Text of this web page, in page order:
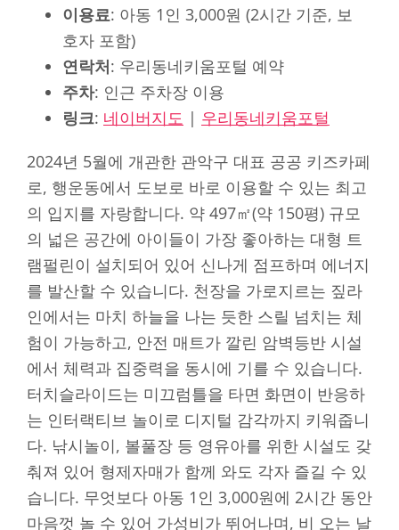
이용료: 아동 1인 3,000원 (2시간 기준, 보
호자 포함)
연락처: 우리동네키움포털 예약
주차: 인근 주차장 이용
링크: 네이버지도 | 우리동네키움포털
2024년 5월에 개관한 관악구 대표 공공 키즈카페
로, 행운동에서 도보로 바로 이용할 수 있는 최고
의 입지를 자랑합니다. 약 497㎡(약 150평) 규모
의 넓은 공간에 아이들이 가장 좋아하는 대형 트
램펄린이 설치되어 있어 신나게 점프하며 에너지
를 발산할 수 있습니다. 천장을 가로지르는 짚라
인에서는 마치 하늘을 나는 듯한 스릴 넘치는 체
험이 가능하고, 안전 매트가 깔린 암벽등반 시설
에서 체력과 집중력을 동시에 기를 수 있습니다.
터치슬라이드는 미끄럼틀을 타면 화면이 반응하
는 인터랙티브 놀이로 디지털 감각까지 키워줍니
다. 낚시놀이, 볼풀장 등 영유아를 위한 시설도 갖
춰져 있어 형제자매가 함께 와도 각자 즐길 수 있
습니다. 무엇보다 아동 1인 3,000원에 2시간 동안
마음껏 놀 수 있어 가성비가 뛰어나며, 비 오는 날